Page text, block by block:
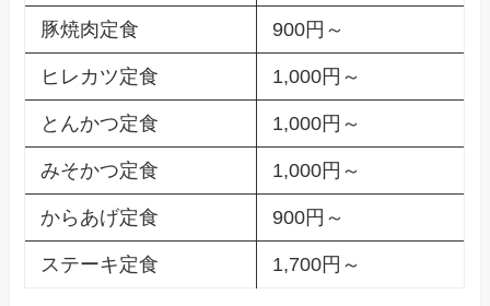
豚焼肉定食 900円～
ヒレカツ定食 1,000円～
とんかつ定食 1,000円～
みそかつ定食 1,000円～
からあげ定食 900円～
ステーキ定食 1,700円～